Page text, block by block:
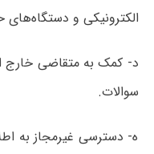
الکترونیکی و دستگاه‌های
د- کمک به متقاضی خارج
سوالات.
ه- دسترسی غیرمجاز به